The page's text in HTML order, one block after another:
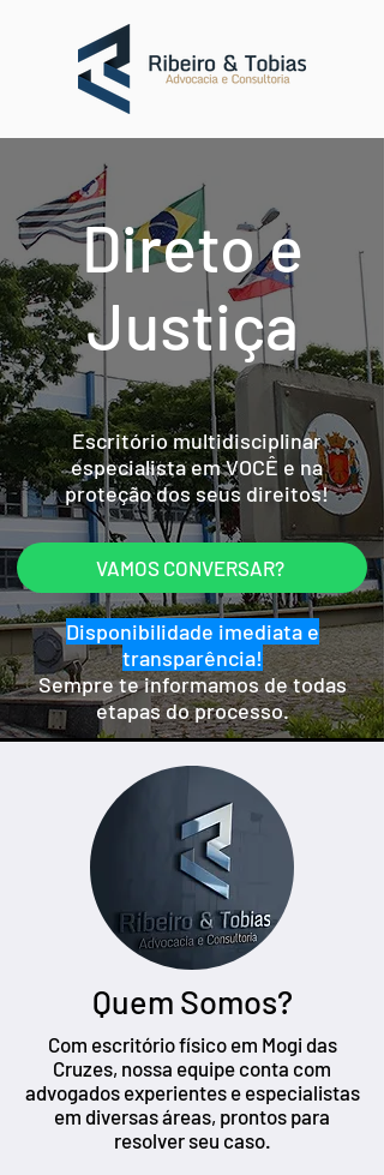
Direto e
Justiça
Escritório multidisciplinar
especialista em VOCÊ e na
proteção dos seus direitos!
VAMOS CONVERSAR?
Disponibilidade imediata e
transparência!
Sempre te informamos de todas
etapas do processo.
Quem Somos?
Com escritório físico em Mogi das
Cruzes, nossa equipe conta com
advogados experientes e especialistas
em diversas áreas, prontos para
resolver seu caso.